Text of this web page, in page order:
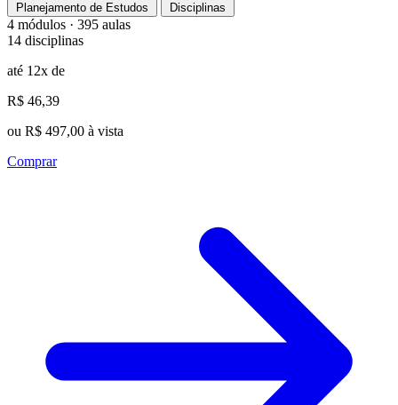
Planejamento de Estudos Disciplinas
4 módulos · 395 aulas
14 disciplinas
até 12x de
R$ 46,39
ou R$ 497,00 à vista
Comprar